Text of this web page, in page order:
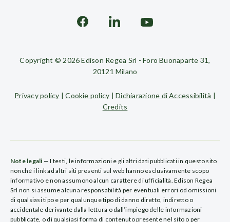
Copyright © 2026 Edison Regea Srl - Foro Buonaparte 31,
20121 Milano
Privacy policy |Cookie policy |Dichiarazione di Accessibilità
Credits
Note legali — I testi, le informazioni e gli altri dati pubblicati in questo sito
nonché i link ad altri siti presenti sul web hanno esclusivamente scopo
informativo e non assumono alcun carattere di ufficialità. Edison Regea
Srl non si assume alcuna responsabilità per eventuali errori od omissioni
di qualsiasi tipo e per qualunque tipo di danno diretto, indiretto o
accidentale derivante dalla lettura o dall’impiego delle informazioni
pubblicate, o di qualsiasi forma di contenuto presente nel sito o per